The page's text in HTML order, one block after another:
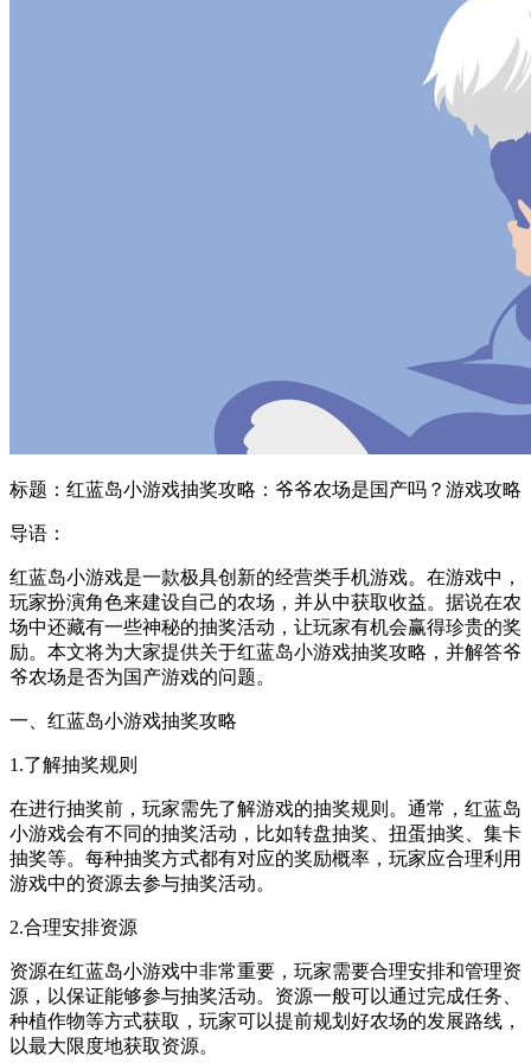
标题：红蓝岛小游戏抽奖攻略：爷爷农场是国产吗？游戏攻略
导语：
红蓝岛小游戏是一款极具创新的经营类手机游戏。在游戏中，
玩家扮演角色来建设自己的农场，并从中获取收益。据说在农
场中还藏有一些神秘的抽奖活动，让玩家有机会赢得珍贵的奖
励。本文将为大家提供关于红蓝岛小游戏抽奖攻略，并解答爷
爷农场是否为国产游戏的问题。
一、红蓝岛小游戏抽奖攻略
1.了解抽奖规则
在进行抽奖前，玩家需先了解游戏的抽奖规则。通常，红蓝岛
小游戏会有不同的抽奖活动，比如转盘抽奖、扭蛋抽奖、集卡
抽奖等。每种抽奖方式都有对应的奖励概率，玩家应合理利用
游戏中的资源去参与抽奖活动。
2.合理安排资源
资源在红蓝岛小游戏中非常重要，玩家需要合理安排和管理资
源，以保证能够参与抽奖活动。资源一般可以通过完成任务、
种植作物等方式获取，玩家可以提前规划好农场的发展路线，
以最大限度地获取资源。